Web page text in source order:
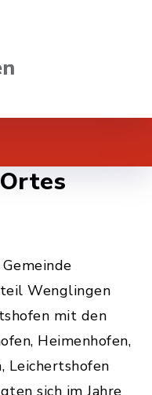
Wenglingen
mit den
Heimenhofen,
Leichertshofen
sich im Jahre